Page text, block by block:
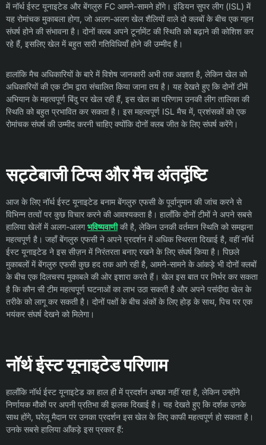
में नॉर्थ ईस्ट यूनाइटेड और बेंगलुरु FC आमने-सामने होंगे। इंडियन सुपर लीग (ISL) में
यह रोमांचक मुकाबला होगा, जो अलग-अलग खेल शैलियों वाले दो क्लबों के बीच एक गहन
संघर्ष होने की संभावना है। दोनों क्लब अपने टूर्नामेंट की स्थिति को बढ़ाने की कोशिश कर
रहे हैं, इसलिए खेल में बहुत सारी गतिविधियाँ होने की उम्मीद है।
हालांकि मैच अधिकारियों के बारे में विशेष जानकारी अभी तक अज्ञात है, लेकिन खेल को
अधिकारियों की एक टीम द्वारा संचालित किया जाना तय है। यह देखते हुए कि दोनों टीमें
अभियान के महत्वपूर्ण बिंदु पर खेल रही हैं, इस खेल का परिणाम उनकी लीग तालिका की
स्थिति को बहुत प्रभावित कर सकता है। इस महत्वपूर्ण ISL मैच में, प्रशंसकों को एक
रोमांचक संघर्ष की उम्मीद करनी चाहिए क्योंकि दोनों क्लब जीत के लिए संघर्ष करेंगे।
सट्टेबाजी टिप्स और मैच अंतर्दृष्टि
आज के लिए नॉर्थ ईस्ट यूनाइटेड बनाम बेंगलुरु एफसी के पूर्वानुमान की जांच करने से
विभिन्न तत्वों पर कुछ विचार करने की आवश्यकता है। हालाँकि दोनों टीमों ने अपने सबसे
हालिया खेलों में अलग-अलगभविष्यवाणीकी है, लेकिन उनकी वर्तमान स्थिति को समझना
महत्वपूर्ण है। जहाँ बेंगलुरु एफसी ने अपने प्रदर्शन में अधिक स्थिरता दिखाई है, वहीं नॉर्थ
ईस्ट यूनाइटेड ने इस सीज़न में निरंतरता बनाए रखने के लिए संघर्ष किया है। पिछले
मुकाबलों में बेंगलुरु एफसी कुछ हद तक आगे रही है, आमने-सामने के आंकड़े भी दोनों क्लबों
के बीच एक दिलचस्प मुकाबले की ओर इशारा करते हैं। खेल इस बात पर निर्भर कर सकता
है कि कौन सी टीम महत्वपूर्ण घटनाओं का लाभ उठा सकती है और अपने पसंदीदा खेल के
तरीके को लागू कर सकती है। दोनों पक्षों के बीच अंकों के लिए होड़ के साथ, पिच पर एक
भयंकर संघर्ष देखने को मिलेगा।
नॉर्थ ईस्ट यूनाइटेड परिणाम
हालाँकि नॉर्थ ईस्ट यूनाइटेड का हाल ही में प्रदर्शन अच्छा नहीं रहा है, लेकिन उन्होंने
निर्णायक मौकों पर अपनी प्रतिभा की झलक दिखाई है। यह देखते हुए कि दर्शक उनके
साथ होंगे, घरेलू मैदान पर उनका प्रदर्शन इस खेल के लिए काफी महत्वपूर्ण हो सकता है।
उनके सबसे हालिया आँकड़े इस प्रकार हैं: